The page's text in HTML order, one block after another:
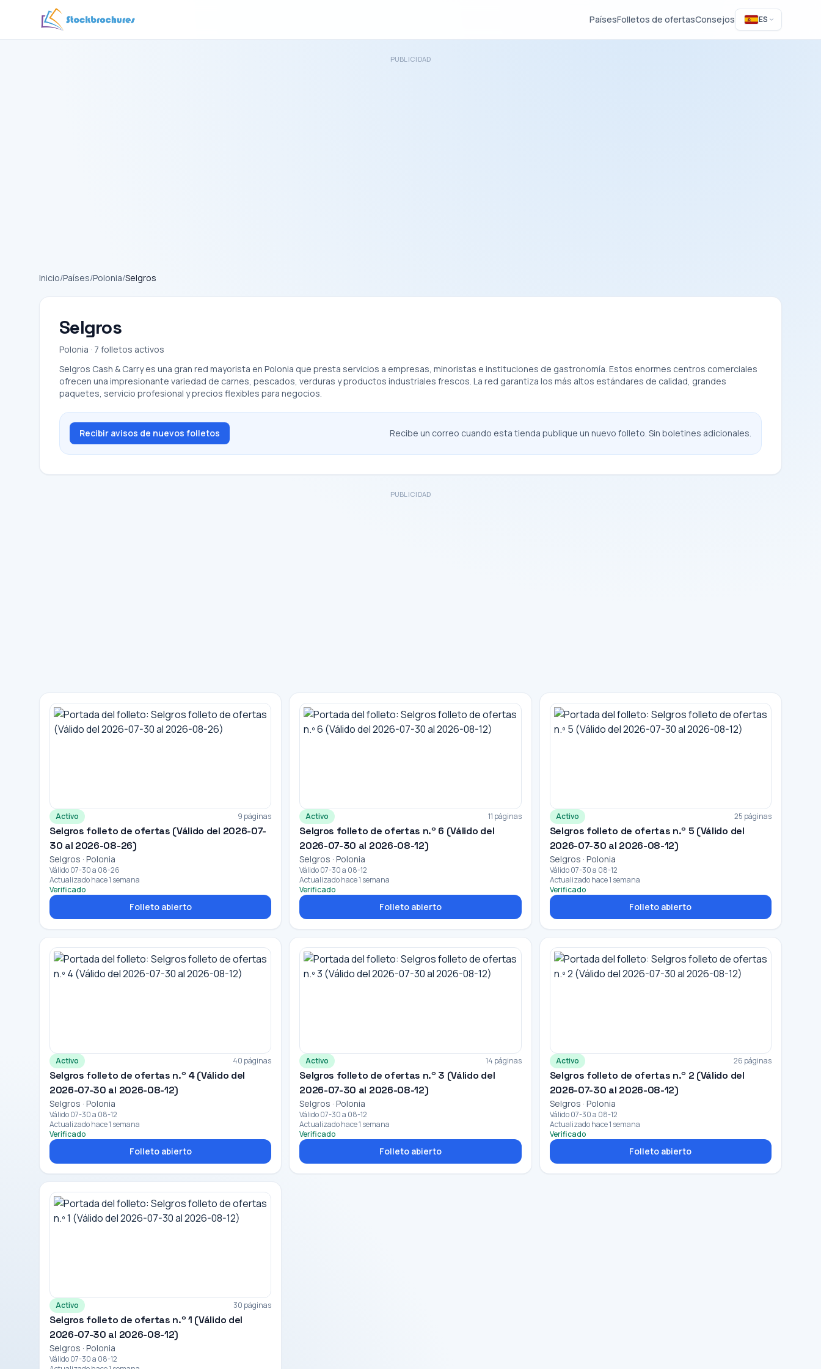
PaísesFolletos de ofertasConsejos ES
PUBLICIDAD
Inicio/Países/Polonia/Selgros
Selgros
Polonia · 7 folletos activos
Selgros Cash & Carry es una gran red mayorista en Polonia que presta servicios a empresas, minoristas e instituciones de gastronomía. Estos enormes centros comerciales
ofrecen una impresionante variedad de carnes, pescados, verduras y productos industriales frescos. La red garantiza los más altos estándares de calidad, grandes
paquetes, servicio profesional y precios flexibles para negocios.
Recibir avisos de nuevos folletos Recibe un correo cuando esta tienda publique un nuevo folleto. Sin boletines adicionales.
PUBLICIDAD
Activo 9 páginas
Selgros folleto de ofertas (Válido del 2026-07-
30 al 2026-08-26)
Selgros · Polonia
Válido 07-30 a 08-26
Actualizado hace 1 semana
Verificado
Folleto abierto
Activo 11 páginas
Selgros folleto de ofertas n.º 6 (Válido del
2026-07-30 al 2026-08-12)
Selgros · Polonia
Válido 07-30 a 08-12
Actualizado hace 1 semana
Verificado
Folleto abierto
Activo 25 páginas
Selgros folleto de ofertas n.º 5 (Válido del
2026-07-30 al 2026-08-12)
Selgros · Polonia
Válido 07-30 a 08-12
Actualizado hace 1 semana
Verificado
Folleto abierto
Activo 40 páginas
Selgros folleto de ofertas n.º 4 (Válido del
2026-07-30 al 2026-08-12)
Selgros · Polonia
Válido 07-30 a 08-12
Actualizado hace 1 semana
Verificado
Folleto abierto
Activo 14 páginas
Selgros folleto de ofertas n.º 3 (Válido del
2026-07-30 al 2026-08-12)
Selgros · Polonia
Válido 07-30 a 08-12
Actualizado hace 1 semana
Verificado
Folleto abierto
Activo 26 páginas
Selgros folleto de ofertas n.º 2 (Válido del
2026-07-30 al 2026-08-12)
Selgros · Polonia
Válido 07-30 a 08-12
Actualizado hace 1 semana
Verificado
Folleto abierto
Activo 30 páginas
Selgros folleto de ofertas n.º 1 (Válido del
2026-07-30 al 2026-08-12)
Selgros · Polonia
Válido 07-30 a 08-12